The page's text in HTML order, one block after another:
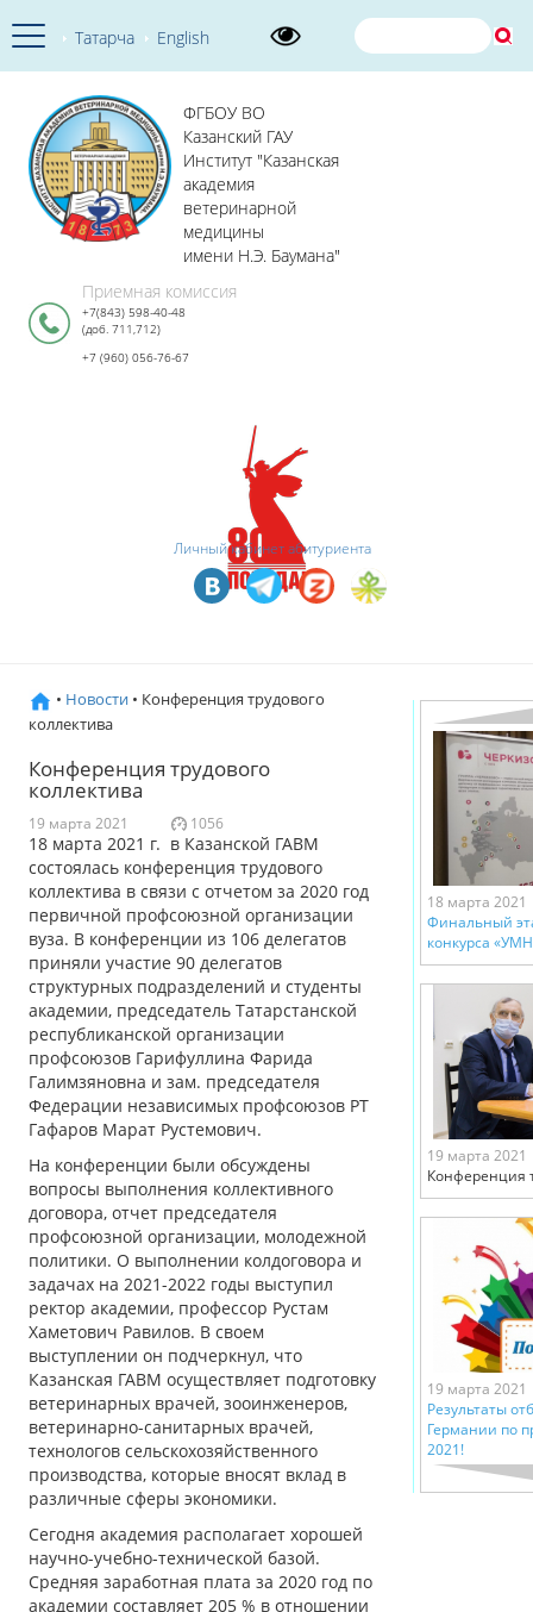
Татарча English
ФГБОУ ВО
Казанский ГАУ
Институт "Казанская
академия
ветеринарной
медицины
имени Н.Э. Баумана"
Приемная комиссия
+7(843) 598-40-48
(доб. 711,712)
+7 (960) 056-76-67
Личный кабинет абитуриента
• Новости • Конференция трудового
коллектива
Конференция трудового
коллектива
19 марта 2021 1056
18 марта 2021 г. в Казанской ГАВМ
состоялась конференция трудового
коллектива в связи с отчетом за 2020 год
первичной профсоюзной организации
вуза. В конференции из 106 делегатов
приняли участие 90 делегатов
структурных подразделений и студенты
академии, председатель Татарстанской
республиканской организации
профсоюзов Гарифуллина Фарида
Галимзяновна и зам. председателя
Федерации независимых профсоюзов РТ
Гафаров Марат Рустемович.
На конференции были обсуждены
вопросы выполнения коллективного
договора, отчет председателя
профсоюзной организации, молодежной
политики. О выполнении колдоговора и
задачах на 2021-2022 годы выступил
ректор академии, профессор Рустам
Хаметович Равилов. В своем
выступлении он подчеркнул, что
Казанская ГАВМ осуществляет подготовку
ветеринарных врачей, зооинженеров,
ветеринарно-санитарных врачей,
технологов сельскохозяйственного
производства, которые вносят вклад в
различные сферы экономики.
Сегодня академия располагает хорошей
научно-учебно-технической базой.
Средняя заработная плата за 2020 год по
академии составляет 205 % в отношении
18 марта 2021
Финальный
конкурса
19 марта 2021
Конференция
19 марта 2021
Результаты
Германии по
2021!